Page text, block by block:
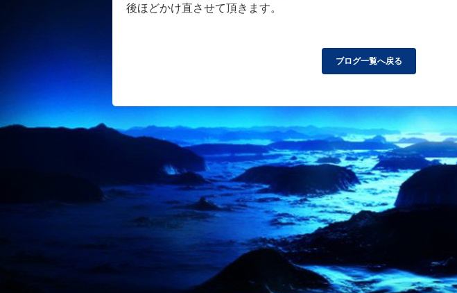
後ほどかけ直させて頂きます。
ブログ一覧へ戻る